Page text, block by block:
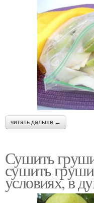
читать дальше →
Сушить
сушить
условиях, в